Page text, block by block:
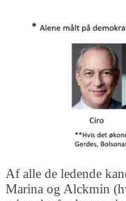
Af alle de ledende
Marina og Alckmin